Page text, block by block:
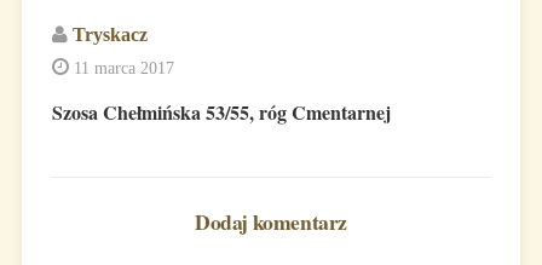
Tryskacz
11 marca 2017
Szosa Chełmińska 53/55, róg Cmentarnej
Dodaj komentarz